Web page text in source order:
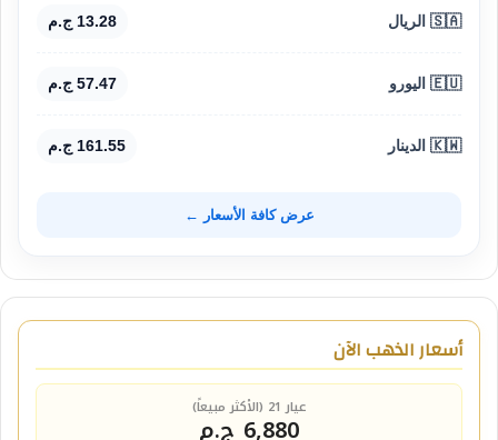
🇸🇦 الريال 13.28 ج.م
🇪🇺 اليورو 57.47 ج.م
🇰🇼 الدينار 161.55 ج.م
عرض كافة الأسعار ←
أسعار الذهب الآن
عيار 21 (الأكثر مبيعاً)
6,880 ج.م